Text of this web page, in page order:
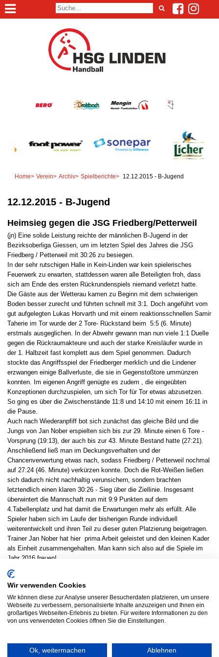
Home> Verein> Archiv> Spielberichte> 12.12.2015 - B-Jugend
12.12.2015 - B-Jugend
Heimsieg gegen die JSG Friedberg/Petterweil
(jn) Eine solide Leistung reichte der männlichen B-Jugend in der
Bezirksoberliga Giessen, um im letzten Spiel des Jahres die JSG
Friedberg / Petterweil mit 30:26 zu besiegen.
In der sehr rutschigen Halle in Kein-Linden war kein spielerisches
Feuerwerk zu erwarten, stattdessen waren alle Beteiligten froh, dass
sich am Ende des ersten Rückrundenspiels niemand verletzt hatte.
Die Gäste aus der Wetterau kamen zu Beginn mit dem schwierigen
Boden besser zurecht und führten schnell mit 3:1. Doch angeführt vom
gut aufgelegten Lukas Horvarth und mit einem reaktionsschnellen Samir
Taherie im Tor wurde der 2 Tore- Rückstand beim 5:5 (6. Minute)
erstmals ausgeglichen. In der Abwehr gewann man nun viele 1:1 Duelle
gegen die Rückraumakteure und auch der starke Kreisläufer wurde in
der 1. Halbzeit fast komplett aus dem Spiel genommen. Dadurch
stockte das Angriffsspiel der Friedberger merklich und die Lindener
erzwangen einige Ballverluste, die sie in Gegenstoßtore ummünzen
konnten. Im eigenen Angriff genügte es zudem , die eingeübten
Konzeptionen durchzuspielen, um sich Tor für Tor etwas abzusetzen.
So ging es über die Zwischenstände 11:8 und 14:10 mit einem 16:11 in
die Pause.
Auch nach Wiederanpfiff bot sich zunächst das gleiche Bild und die
Jungs von Jan Nober erspielten sich bis zur 29. Minute einen 6 Tore -
Vorsprung (19:13), der auch bis zur 43. Minute Bestand hatte (27:21).
Anschließend ließ man im Deckungsverhalten und der
Chancenverwertung etwas nach, sodass Friedberg / Petterweil nochmal
auf 27:24 (46. Minute) verkürzen konnte. Doch die Rot-Weißen ließen
sich dadurch nicht nachhaltig verunsichern, sondern brachten
letztendlich einen klaren 30:26 - Sieg über die Ziellinie. Insgesamt
überwintert die Mannschaft nun mit 9:9 Punkten auf dem
4.Tabellenplatz und hat damit die Erwartungen mehr als erfüllt. Alle
Spieler haben sich im Laufe der bisherigen Runde individuell
weiterentwickelt und ihren Teil zu dieser guten Platzierung beigetragen.
Trainer Jan Nober hat hier prima Arbeit geleistet und den kleinen Kader
als Einheit zusammengehalten. Man kann sich also auf die Spiele im
Jahr 2016 freuen!
Im Tor: Samir Taherie, Kevin Keller
Im Feld: Jakob Höhn (3), Lukas Horvarth (9/1), Benedikt Pelikan (8),
Moritz Rühl (1), Tom Weiland (2), Michel Weisbrod (6/2), Darius
Wolkewitz, Sören Wende (1), Jannis Zörb
Ergebnisdienst
© 2026 HSG LINDEN HANDBALL
Wir verwenden Cookies
Wir können diese zur Analyse unserer Besucherdaten platzieren, um unsere
Webseite zu verbessern, personalisierte Inhalte anzuzeigen und Ihnen ein
großartiges Webseiten-Erlebnis zu bieten. Für weitere Informationen zu den
von uns verwendeten Cookies öffnen Sie die Einstellungen.
Ok, weitermachen Ablehnen